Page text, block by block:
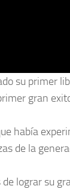
su primer
gran
había
de la
lograr su